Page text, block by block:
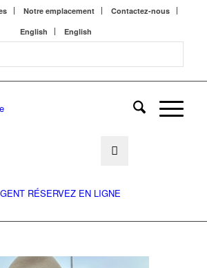
Notre emplacement
Contactez-nous
English
English
RÉSERVEZ EN LIGNE